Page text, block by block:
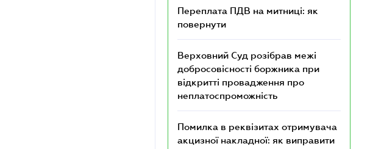
Переплата ПДВ на митниці: як
повернути
Верховний Суд розібрав межі
добросовісності боржника при
відкритті провадження про
неплатоспроможність
Помилка в реквізитах отримувача
акцизної накладної: як виправити